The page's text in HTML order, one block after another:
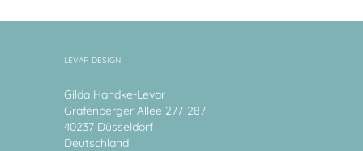
LEVAR DESIGN
Gilda Handke-Levar
Grafenberger Allee 277-287
40237 Düsseldorf
Deutschland